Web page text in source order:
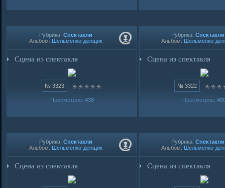
Рубрика: Спектакли
Альбом: Шельменко-денщик
Сцена из спектакля
№ 3323
Просмотров: 438
Рубрика: Спектакли
Альбом: Шельменко-
Сцена из спектакля
№ 3322
Просмотров:
Рубрика: Спектакли
Альбом: Шельменко-денщик
Сцена из спектакля
Рубрика: Спектакли
Альбом: Шельменко-
Сцена из спектакля